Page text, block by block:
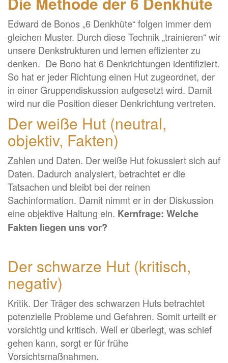
Edward de Bonos „6 Denkhüte“ folgen immer dem
gleichen Muster. Durch diese Technik „trainieren“ wir
unsere Denkstrukturen und lernen effizienter zu
denken. De Bono hat 6 Denkrichtungen identifiziert.
So hat er jeder Richtung einen Hut zugeordnet, der
in einer Gruppendiskussion aufgesetzt wird. Damit
wird nur die Position dieser Denkrichtung vertreten.
Der weiße Hut (neutral,
objektiv, Fakten)
Zahlen und Daten. Der weiße Hut fokussiert sich auf
Daten. Dadurch analysiert, betrachtet er die
Tatsachen und bleibt bei der reinen
Sachinformation. Damit nimmt er in der Diskussion
eine objektive Haltung ein. Kernfrage: Welche
Fakten liegen uns vor?
Der schwarze Hut (kritisch,
negativ)
Kritik. Der Träger des schwarzen Huts betrachtet
potenzielle Probleme und Gefahren. Somit urteilt er
vorsichtig und kritisch. Weil er überlegt, was schief
gehen kann, sorgt er für frühe
Vorsichtsmaßnahmen.